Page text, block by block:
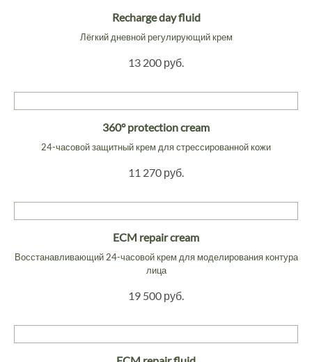
Recharge day fluid
Лёгкий дневной регулирующий крем
13 200 руб.
360° protection cream
24-часовой защитный крем для стрессированной кожи
11 270 руб.
ECM repair cream
Восстанавливающий 24-часовой крем для моделирования контура
лица
19 500 руб.